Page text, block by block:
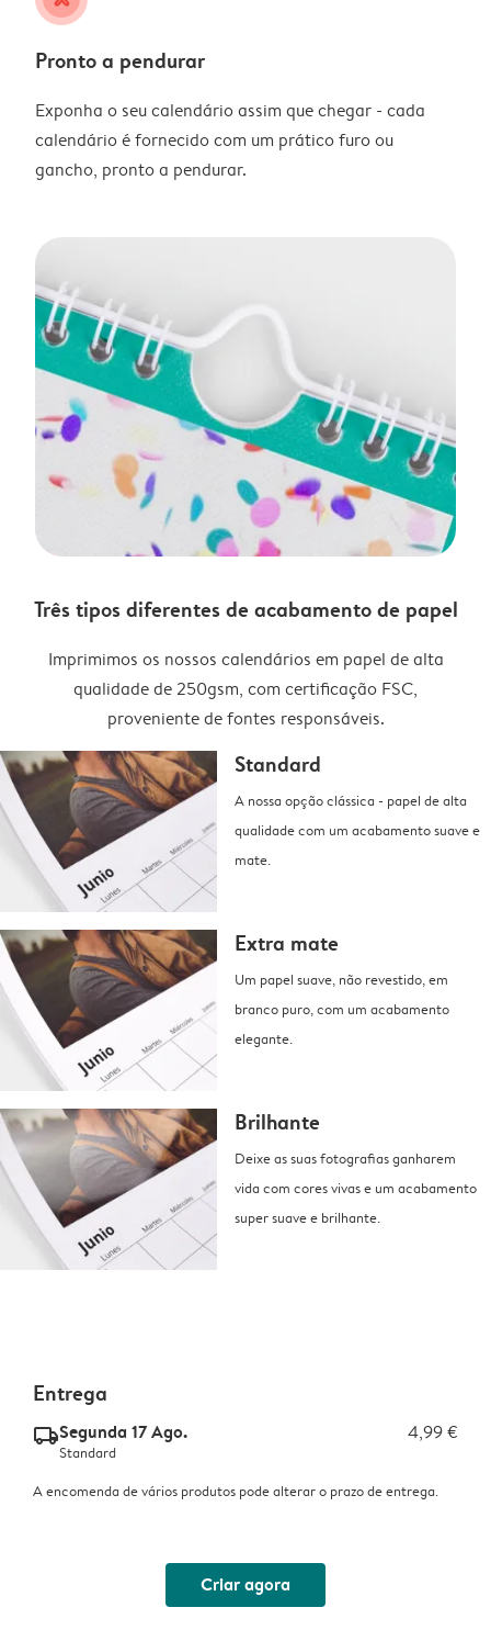
Pronto a pendurar
Exponha o seu calendário assim que chegar - cada
calendário é fornecido com um prático furo ou
gancho, pronto a pendurar.
Três tipos diferentes de acabamento de papel
Imprimimos os nossos calendários em papel de alta
qualidade de 250gsm, com certificação FSC,
proveniente de fontes responsáveis.
Standard
A nossa opção clássica - papel de alta
qualidade com um acabamento suave e
mate.
Extra mate
Um papel suave, não revestido, em
branco puro, com um acabamento
elegante.
Brilhante
Deixe as suas fotografias ganharem
vida com cores vivas e um acabamento
super suave e brilhante.
Entrega
delivery_standard_v2Segunda 17 Ago. 4,99 €
Standard
A encomenda de vários produtos pode alterar o prazo de entrega.
Criar agora